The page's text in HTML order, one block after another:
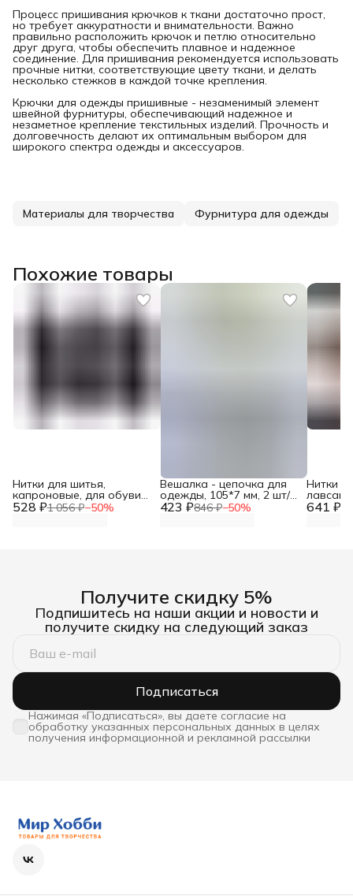
Процесс пришивания крючков к ткани достаточно прост,
но требует аккуратности и внимательности. Важно
правильно расположить крючок и петлю относительно
друг друга, чтобы обеспечить плавное и надежное
соединение. Для пришивания рекомендуется использовать
прочные нитки, соответствующие цвету ткани, и делать
несколько стежков в каждой точке крепления.
Крючки для одежды пришивные - незаменимый элемент
швейной фурнитуры, обеспечивающий надежное и
незаметное крепление текстильных изделий. Прочность и
долговечность делают их оптимальным выбором для
широкого спектра одежды и аксессуаров.
Материалы для творчества Фурнитура для одежды
Похожие товары
528 ₽1 056 ₽−50%
Нитки для шитья,
капроновые, для обуви
100 м, 3 шт, НИТ-КА 423 ₽846 ₽−50%
Вешалка - цепочка для
одежды, 105*7 мм, 2 шт/
упак, Айрис, цвет бронза 641 ₽
Нитки
Получите скидку 5%
Подпишитесь на наши акции и новости и
получите скидку на следующий заказ
Подписаться
Нажимая «Подписаться», вы даете согласие на
обработку указанных персональных данных в целях
получения информационной и рекламной рассылки